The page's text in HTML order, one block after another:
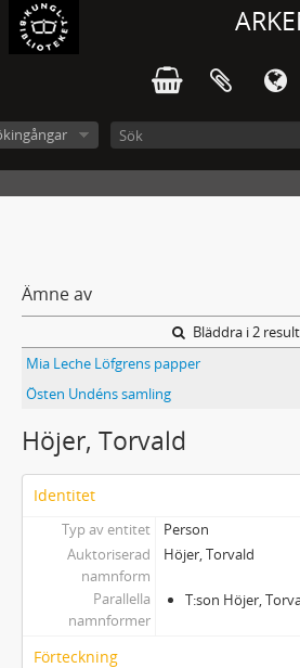
Ämne av
Bläddra i 2
Mia Leche Löfgrens papper
Östen Undéns samling
Höjer, Torvald
Identitet
Typ av entitet
Person
Auktoriserad
namnform
Höjer, Torvald
Parallella
namnformer
T:son Höjer,
Förteckning